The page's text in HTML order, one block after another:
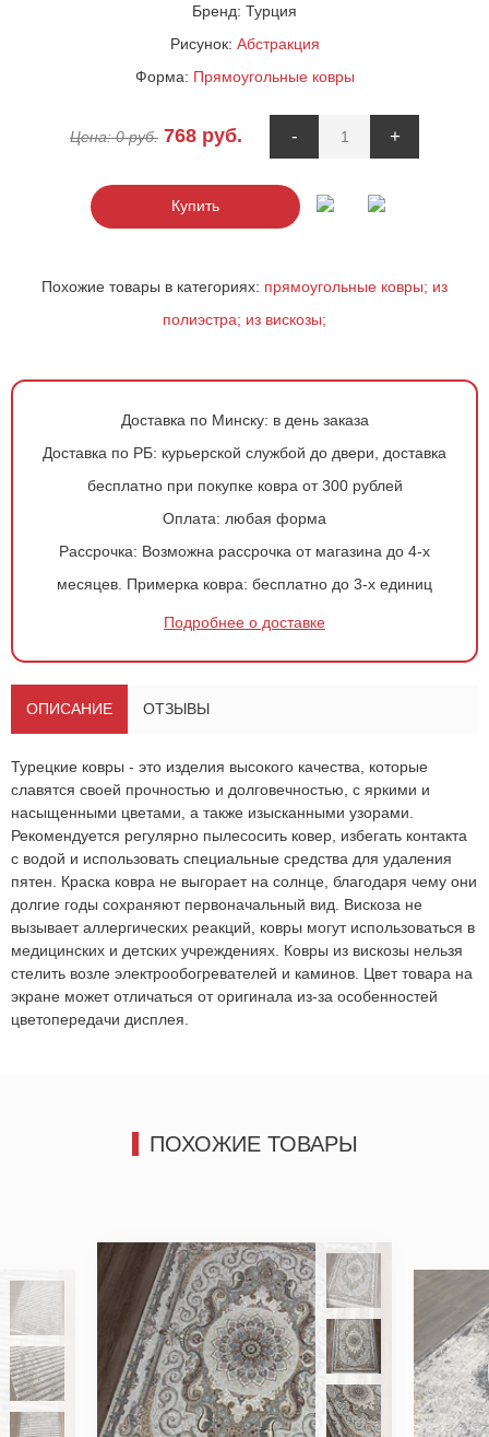
Бренд: Турция
Рисунок: Абстракция
Форма: Прямоугольные ковры
Цена:0руб. 768 руб. - +
Купить
Похожие товары в категориях: прямоугольные ковры; из
полиэстра; из вискозы;
Доставка по Минску: в день заказа
Доставка по РБ: курьерской службой до двери, доставка
бесплатно при покупке ковра от 300 рублей
Оплата: любая форма
Рассрочка: Возможна рассрочка от магазина до 4-х
месяцев. Примерка ковра: бесплатно до 3-х единиц
Подробнее о доставке
ОПИСАНИЕ ОТЗЫВЫ
Турецкие ковры - это изделия высокого качества, которые
славятся своей прочностью и долговечностью, с яркими и
насыщенными цветами, а также изысканными узорами.
Рекомендуется регулярно пылесосить ковер, избегать контакта
с водой и использовать специальные средства для удаления
пятен. Краска ковра не выгорает на солнце, благодаря чему они
долгие годы сохраняют первоначальный вид. Вискоза не
вызывает аллергических реакций, ковры могут использоваться в
медицинских и детских учреждениях. Ковры из вискозы нельзя
стелить возле электрообогревателей и каминов. Цвет товара на
экране может отличаться от оригинала из-за особенностей
цветопередачи дисплея.
ПОХОЖИЕ ТОВАРЫ
Отправить
Оформитьзаказ!
768руб.